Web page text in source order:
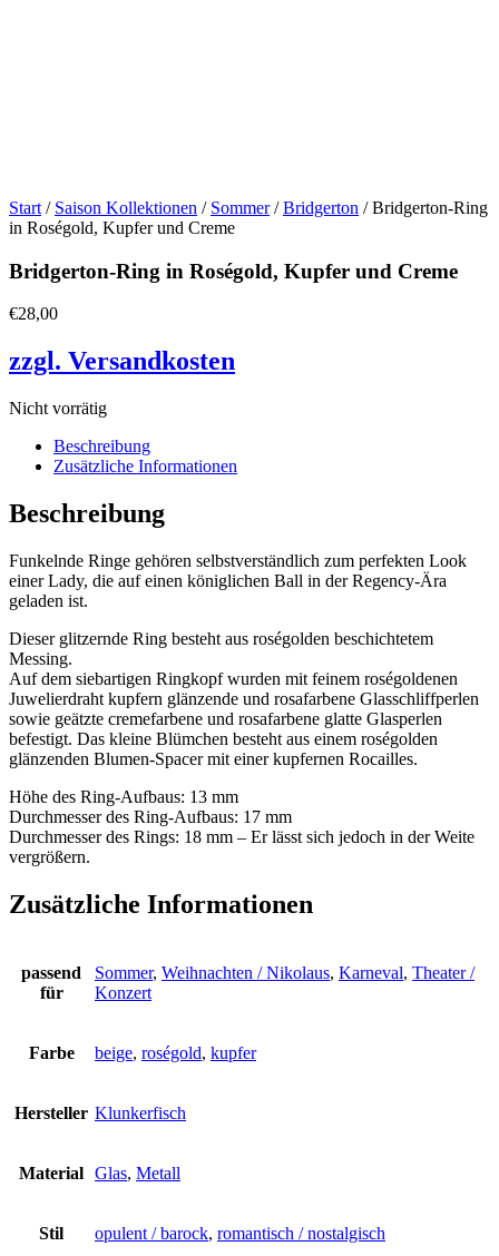
Start / Saison Kollektionen / Sommer/Bridgerton / Bridgerton-Ring
in Roségold, Kupfer und Creme
Bridgerton-Ring in Roségold, Kupfer und Creme
€28,00
zzgl. Versandkosten
Nicht vorrätig
Beschreibung
Zusätzliche Informationen
Beschreibung
Funkelnde Ringe gehören selbstverständlich zum perfekten Look
einer Lady, die auf einen königlichen Ball in der Regency-Ära
geladen ist.
Dieser glitzernde Ring besteht aus roségolden beschichtetem
Messing.
Auf dem siebartigen Ringkopf wurden mit feinem roségoldenen
Juwelierdraht kupfern glänzende und rosafarbene Glasschliffperlen
sowie geätzte cremefarbene und rosafarbene glatte Glasperlen
befestigt. Das kleine Blümchen besteht aus einem roségolden
glänzenden Blumen-Spacer mit einer kupfernen Rocailles.
Höhe des Ring-Aufbaus: 13 mm
Durchmesser des Ring-Aufbaus: 17 mm
Durchmesser des Rings: 18 mm – Er lässt sich jedoch in der Weite
vergrößern.
Zusätzliche Informationen
passend
für
Sommer, Weihnachten / Nikolaus, Karneval, Theater /
Konzert
Farbe beige, roségold, kupfer
Hersteller Klunkerfisch
Material Glas, Metall
Stil opulent / barock, romantisch / nostalgisch